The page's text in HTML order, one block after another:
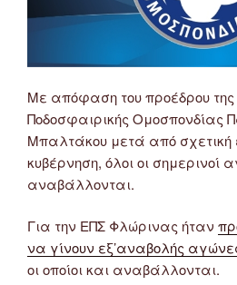
Με απόφαση του προέδρου της
Ποδοσφαιρικής Ομοσπονδίας
Μπαλτάκου μετά από σχετική
κυβέρνηση, όλοι οι σημερινοί
αναβάλλονται.
Για την ΕΠΣ Φλώρινας ήταν
να γίνουν εξ’αναβολής
οι οποίοι και αναβάλλονται.